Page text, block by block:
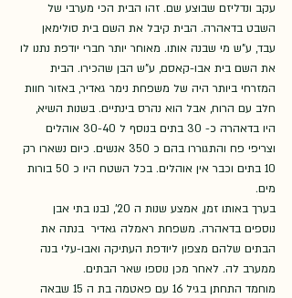
עקב ונדליזם שבוצע שם. זהו הבית הכי מערבי של
השבט בדאהרה. הבית קיבל את השם בית סולימאן
עבד, ע"ש מי שבנה אותו. מאוחר יותר חברי יודפת נתנו לו
את השם בית אבו-קאסם, ע"ש הבן שהכירו. הבית
המזרחי ביותר היה של משפחת נימר גאדיר, באזור חוות
חלב עם הרוח, אבל הוא נהרס בינתיים. בשנות השיא,
היו בדאהרה כ- 30 בתים בנוסף ל 30-40 אוהלים
וצריפי פח והתגוררו בהם כ 350 אנשים. כיום נשארו רק
10 בתים וכבר אין אוהלים. בכל השטח היו כ 50 בורות
מים.
בערך באותו זמן, אמצע שנות ה 20', נבנו בתי אבן
נוספים בדאהרה. משפחת ראמלה גאדיר  בנתה את
הבתים שלהם מצפון ליודפת העתיקה ואבו-עלי בנה
ממערב לה. לאחר מכן נוספו שאר הבתים.
מוחמד התחתן בגיל 16 עם פאטמה בת ה 15 שבאה